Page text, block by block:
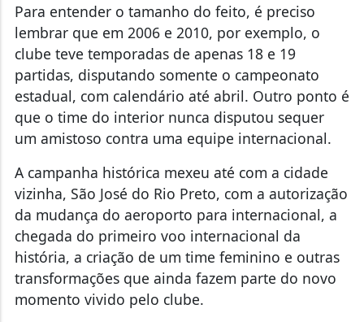
Para entender o tamanho do feito, é preciso
lembrar que em 2006 e 2010, por exemplo, o
clube teve temporadas de apenas 18 e 19
partidas, disputando somente o campeonato
estadual, com calendário até abril. Outro ponto é
que o time do interior nunca disputou sequer
um amistoso contra uma equipe internacional.
A campanha histórica mexeu até com a cidade
vizinha, São José do Rio Preto, com a autorização
da mudança do aeroporto para internacional, a
chegada do primeiro voo internacional da
história, a criação de um time feminino e outras
transformações que ainda fazem parte do novo
momento vivido pelo clube.